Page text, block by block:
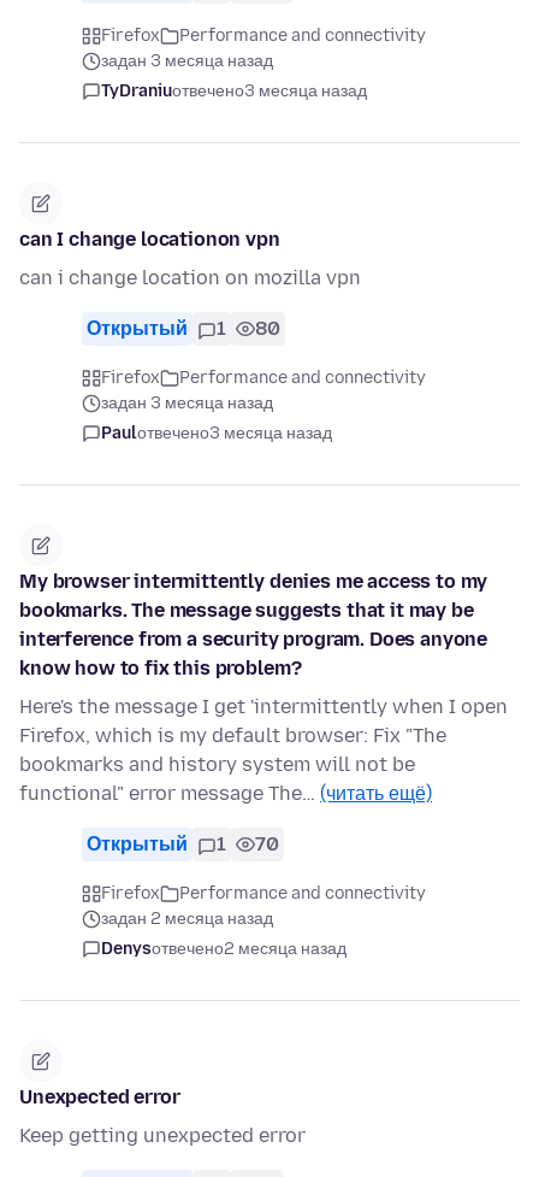
Firefox
Performance and connectivity
задан 3 месяца назад
TyDraniuотвечено3 месяца назад
can I change locationon vpn
can i change location on mozilla vpn
Открытый 1 80
Firefox
Performance and connectivity
задан 3 месяца назад
Paulотвечено3 месяца назад
My browser intermittently denies me access to my
bookmarks. The message suggests that it may be
interference from a security program. Does anyone
know how to fix this problem?
Here's the message I get 'intermittently when I open
Firefox, which is my default browser: Fix "The
bookmarks and history system will not be
functional" error message The… (читать ещё)
Открытый 1 70
Firefox
Performance and connectivity
задан 2 месяца назад
Denysотвечено2 месяца назад
Unexpected error
Keep getting unexpected error